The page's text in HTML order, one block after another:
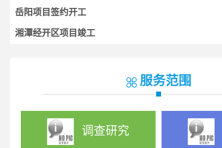
岳阳项目签约开工
湘潭经开区项目竣工
服务范围
调查研究